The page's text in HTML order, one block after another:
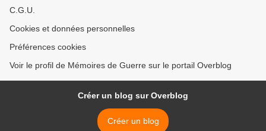
C.G.U.
Cookies et données personnelles
Préférences cookies
Voir le profil de Mémoires de Guerre sur le portail Overblog
Créer un blog sur Overblog
Créer un blog